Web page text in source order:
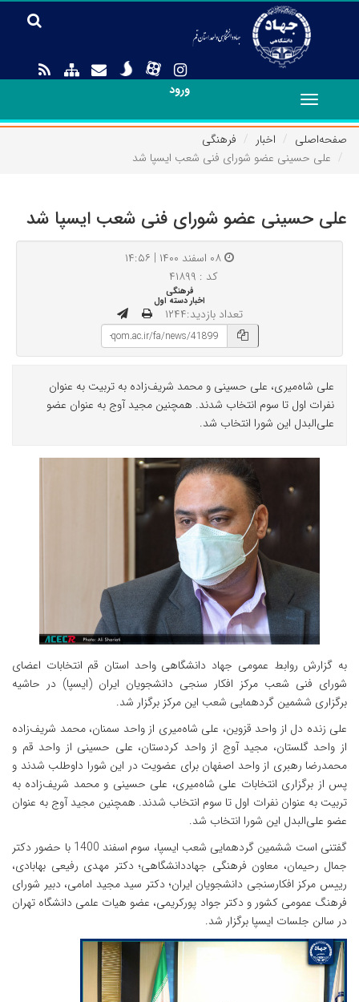
ورود
Toggle
navigation
صفحه‌اصلی
اخبار
فرهنگی
علی حسینی عضو شورای فنی شعب ایسپا شد
علی حسینی عضو شورای فنی شعب ایسپا شد
کد : ۴۱۸۹۹
فرهنگی
اخبار دسته اول
تعداد بازدید:۱۲۴۴
علی شاه‌میری، علی حسینی و محمد شریف‌زاده به تربیت به عنوان
نفرات اول تا سوم انتخاب شدند. همچنین مجید آوج به عنوان عضو
علی‌البدل این شورا انتخاب شد.
به گزارش روابط عمومی جهاد دانشگاهی واحد استان قم انتخابات اعضای
شورای فنی شعب مرکز افکار سنجی دانشجویان ایران (ایسپا) در حاشیه
برگزاری ششمین گردهمایی شعب این مرکز برگزار شد.
علی زنده دل از واحد قزوین، علی شاه‌میری از واحد سمنان، محمد شریف‌زاده
از واحد گلستان، مجید آوج از واحد کردستان، علی حسینی از واحد قم و
محمدرضا رهبری از واحد اصفهان برای عضویت در این شورا داوطلب شدند و
پس از برگزاری انتخابات علی شاه‌میری، علی حسینی و محمد شریف‌زاده به
تربیت به عنوان نفرات اول تا سوم انتخاب شدند. همچنین مجید آوج به عنوان
عضو علی‌البدل این شورا انتخاب شد.
گفتنی است ششمین گردهمایی شعب ایسپا، سوم اسفند 1400 با حضور دکتر
جمال رحیمان، معاون فرهنگی جهاددانشگاهی؛ دکتر مهدی رفیعی بهابادی،
رییس مرکز افکارسنجی دانشجویان ایران؛ دکتر سید مجید امامی، دبیر شورای
فرهنگ عمومی کشور و دکتر جواد پورکریمی، عضو هیات علمی دانشگاه تهران
در سالن جلسات ایسپا برگزار شد.